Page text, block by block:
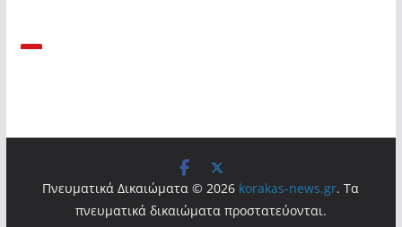
Πνευματικά Δικαιώματα © 2026 korakas-news.gr. Τα
πνευματικά δικαιώματα προστατεύονται.